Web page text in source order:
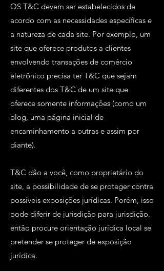
OS T&C devem ser estabelecidos de
acordo com as necessidades específicas e
a natureza de cada site. Por exemplo, um
site que oferece produtos a clientes
envolvendo transações de comércio
eletrônico precisa ter T&C que sejam
diferentes dos T&C de um site que
oferece somente informações (como um
blog, uma página inicial de
encaminhamento a outras e assim por
diante).
T&C dão a você, como proprietário do
site, a possibilidade de se proteger contra
possíveis exposições jurídicas. Porém, isso
pode diferir de jurisdição para jurisdição,
então procure orientação jurídica local se
pretender se proteger de exposição
jurídica.